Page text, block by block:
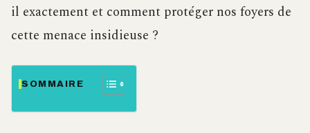
il exactement et comment protéger nos foyers de
cette menace insidieuse ?
SOMMAIRE